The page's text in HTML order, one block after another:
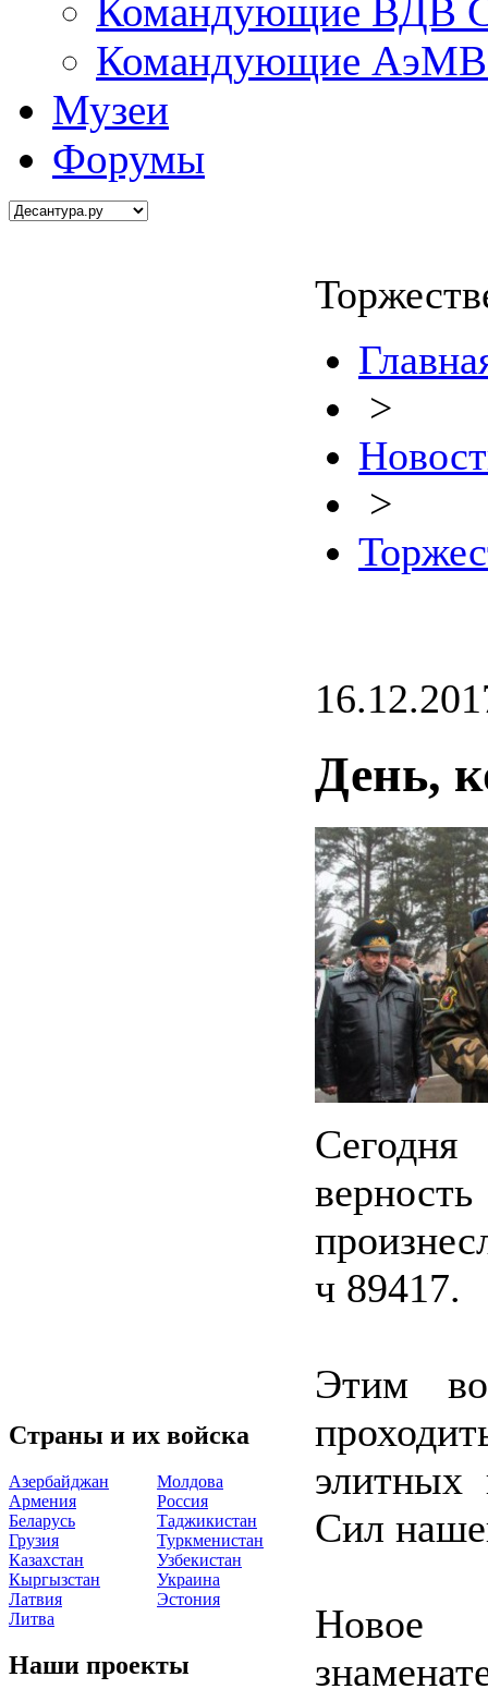
Командующие ВДВ
Командующие АэМВ
Музеи
Форумы
Страны и их войска
Азербайджан
Армения
Беларусь
Грузия
Казахстан
Кыргызстан
Латвия
Литва
Молдова
Россия
Таджикистан
Туркменистан
Узбекистан
Украина
Эстония
Наши проекты
>
>
День,
ч 89417.
Этим
элитных
Сил